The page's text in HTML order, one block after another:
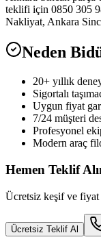
teklifi için 0850 305
Nakliyat, Ankara
Neden
20+ yıllık
Sigortalı
Uygun fiyat
7/24 müşteri
Profesyonel
Modern araç
Hemen Teklif
Ücretsiz keşif ve
Ücretsiz Teklif Al